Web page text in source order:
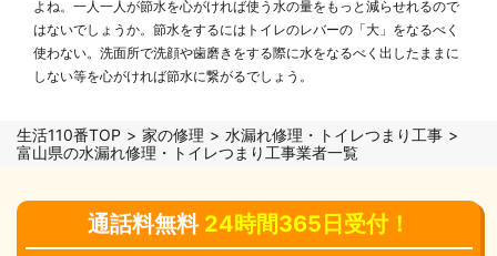
よね。一人一人が節水を心がければ使う水の量をもっと減らせれるので
はないでしょうか。節水をするにはトイレのレバーの「大」をなるべく
使わない。洗面所で洗顔や歯磨きをする際に水をなるべく出したままに
しない等を心がければ節水に繋がるでしょう。
生活110番TOP 家の修理
水漏れ修理・トイレつまり工事
富山県の水漏れ修理・トイレつまり工事業者一覧
通話料無料 24時間365日受付！